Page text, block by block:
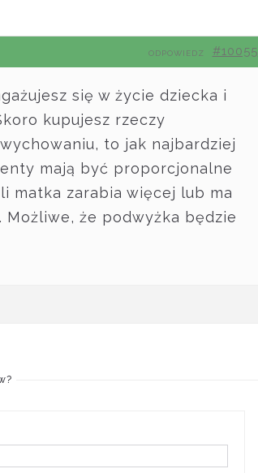
#10055
ODPOWIEDZ
się w życie dziecka i
kupujesz rzeczy
to jak najbardziej
mają być proporcjonalne
matka zarabia więcej lub ma
że podwyżka będzie